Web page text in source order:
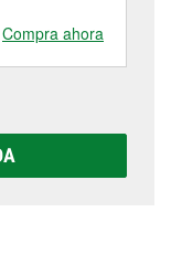
Compra ahora